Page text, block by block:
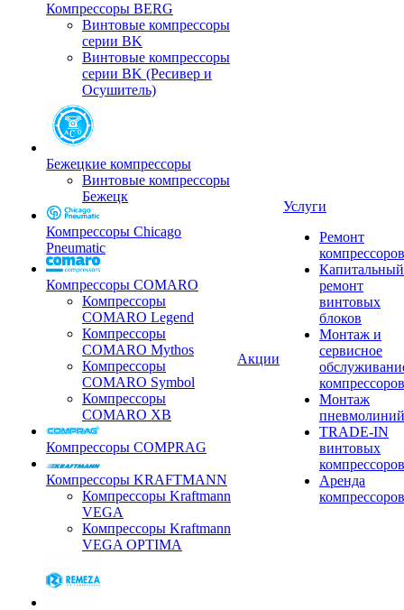
Компрессоры BERG
Винтовые компрессоры
серии BK
Винтовые компрессоры
серии BK (Ресивер и
Осушитель)
Бежецкие компрессоры
Винтовые компрессоры
Бежецк
Компрессоры Chicago
Pneumatic
Компрессоры COMARO
Компрессоры
COMARO Legend
Компрессоры
COMARO Mythos
Компрессоры
COMARO Symbol
Компрессоры
COMARO XB
Компрессоры COMPRAG
Компрессоры KRAFTMANN
Компрессоры Kraftmann
VEGA
Компрессоры Kraftmann
VEGA OPTIMA
Акции
Услуги
Ремонт
компрессоров
Капитальный
ремонт
винтовых
блоков
Монтаж и
сервисное
компрессоров
Монтаж
пневмолиний
TRADE-IN
винтовых
компрессоров
Аренда
компрессоров